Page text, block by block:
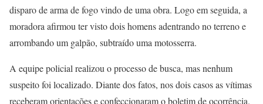
disparo de arma de fogo vindo de uma obra. Logo em seguida, a
moradora afirmou ter visto dois homens adentrando no terreno e
arrombando um galpão, subtraído uma motosserra.
A equipe policial realizou o processo de busca, mas nenhum
suspeito foi localizado. Diante dos fatos, nos dois casos as vítimas
receberam orientações e confeccionaram o boletim de ocorrência.